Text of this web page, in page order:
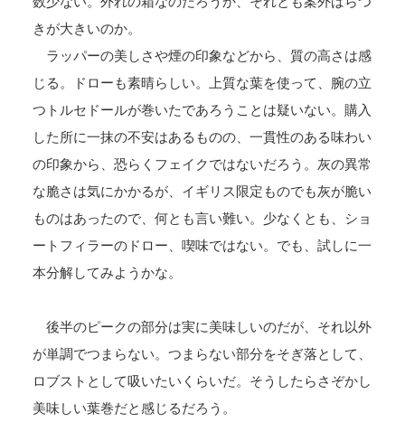
きが大きいのか。
ラッパーの美しさや煙の印象などから、質の高さは感
じる。ドローも素晴らしい。上質な葉を使って、腕の立
つトルセドールが巻いたであろうことは疑いない。購入
した所に一抹の不安はあるものの、一貫性のある味わい
の印象から、恐らくフェイクではないだろう。灰の異常
な脆さは気にかかるが、イギリス限定ものでも灰が脆い
ものはあったので、何とも言い難い。少なくとも、ショ
ートフィラーのドロー、喫味ではない。でも、試しに一
本分解してみようかな。
後半のピークの部分は実に美味しいのだが、それ以外
が単調でつまらない。つまらない部分をそぎ落として、
ロブストとして吸いたいくらいだ。そうしたらさぞかし
美味しい葉巻だと感じるだろう。